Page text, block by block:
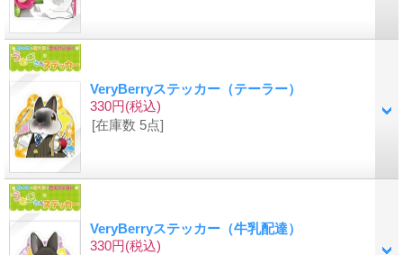
VeryBerryステッカー（テーラー）
330円(税込)
[在庫数 5点]
VeryBerryステッカー（牛乳配達）
330円(税込)